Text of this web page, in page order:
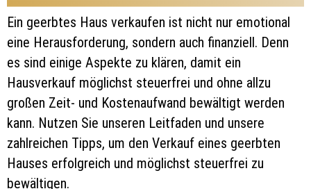
Ein geerbtes Haus verkaufen ist nicht nur emotional
eine Herausforderung, sondern auch finanziell. Denn
es sind einige Aspekte zu klären, damit ein
Hausverkauf möglichst steuerfrei und ohne allzu
großen Zeit- und Kostenaufwand bewältigt werden
kann. Nutzen Sie unseren Leitfaden und unsere
zahlreichen Tipps, um den Verkauf eines geerbten
Hauses erfolgreich und möglichst steuerfrei zu
bewältigen.